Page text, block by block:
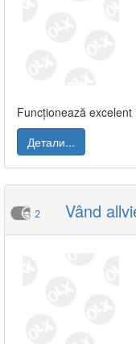
Funcționează
Детали...
2 Vând